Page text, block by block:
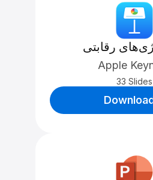
رقابتی
Apple
33 Slides